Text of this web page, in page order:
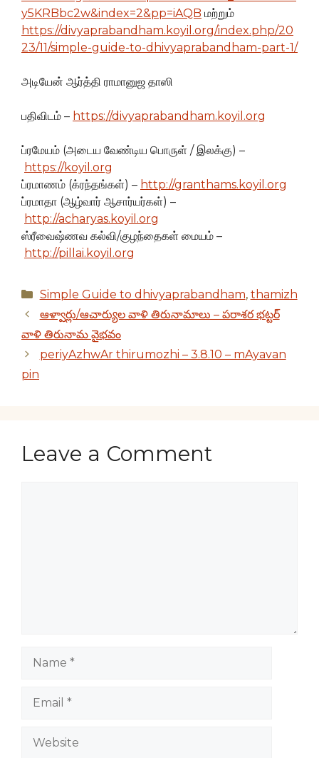
y5KRBbc2w&index=2&pp=iAQB மற்றும்
https://divyaprabandham.koyil.org/index.php/20
23/11/simple-guide-to-dhivyaprabandham-part-1/
அடியேன் ஆர்த்தி ராமானுஜ தாஸி
பதிவிடம் – https://divyaprabandham.koyil.org
ப்ரமேயம் (அடைய வேண்டிய பொருள் / இலக்கு) –
https://koyil.org
ப்ரமாணம் (க்ரந்தங்கள்) – http://granthams.koyil.org
ப்ரமாதா (ஆழ்வார் ஆசார்யர்கள்) –
http://acharyas.koyil.org
ஸ்ரீவைஷ்ணவ கல்வி/குழந்தைகள் மையம் –
http://pillai.koyil.org
Categories
Simple Guide to dhivyaprabandham, thamizh
ఆళ్వార్లు/ఆచార్యుల వాళి తిరునామాలు – పరాశర భట్టర్
వాళి తిరునామ వైభవం
periyAzhwAr thirumozhi – 3.8.10 – mAyavan
pin
Leave a Comment
Website